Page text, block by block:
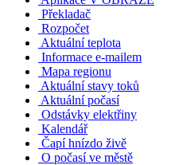
Překladač
Rozpočet
Aktuální teplota
Informace e-mailem
Mapa regionu
Aktuální stavy toků
Aktuální počasí
Odstávky elektřiny
Kalendář
Čapí hnízdo živě
O počasí ve městě